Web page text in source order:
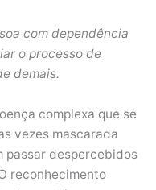
com dependência
o processo de
demais.
complexa que se
vezes mascarada
passar despercebidos
reconhecimento